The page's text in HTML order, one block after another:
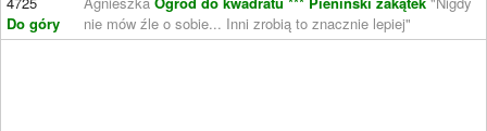
Do góry
nie mów źle o sobie... Inni zrobią to znacznie lepiej"